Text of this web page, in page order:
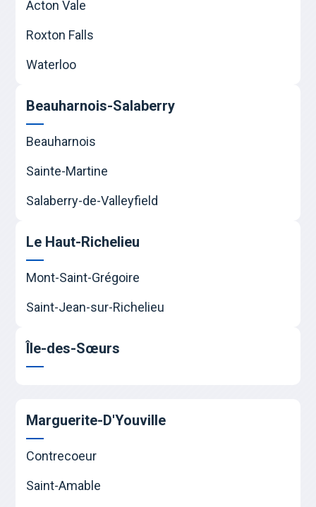
Acton Vale
Roxton Falls
Waterloo
Beauharnois-Salaberry
Beauharnois
Sainte-Martine
Salaberry-de-Valleyfield
Le Haut-Richelieu
Mont-Saint-Grégoire
Saint-Jean-sur-Richelieu
Île-des-Sœurs
Marguerite-D'Youville
Contrecoeur
Saint-Amable